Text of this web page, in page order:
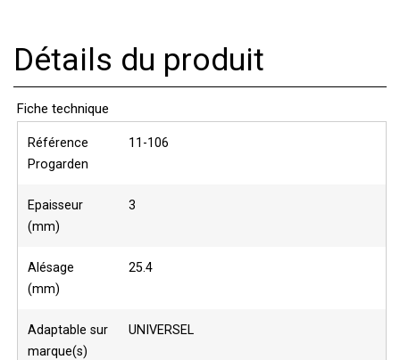
Détails du produit
Fiche technique
Référence
Progarden
11-106
Epaisseur
(mm)
3
Alésage
(mm)
25.4
Adaptable sur
marque(s)
UNIVERSEL